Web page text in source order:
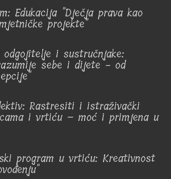
Edukacija "Dječja prava kao
projekte"
i sustručnjake:
sebe i dijete - od
Rastresiti i istraživački
i vrtiću – moć i primjena u
program u vrtiću: Kreativnost